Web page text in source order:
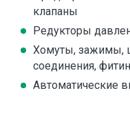
клапаны
Редукторы
Хомуты, зажимы,
соединения,
Автоматические